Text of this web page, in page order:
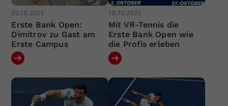
20.10.2023
Erste Bank Open:
Dimitrov zu Gast am
Erste Campus
18.10.2023
Mit VR-Tennis die
Erste Bank Open wie
die Profis erleben